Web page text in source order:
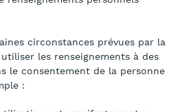
circonstances prévues par la
les renseignements à des
le consentement de la personne
: